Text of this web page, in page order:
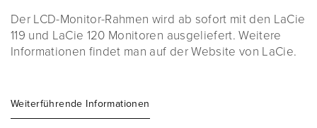
Der LCD-Monitor-Rahmen wird ab sofort mit den LaCie
119 und LaCie 120 Monitoren ausgeliefert. Weitere
Informationen findet man auf der Website von LaCie.
Weiterführende Informationen